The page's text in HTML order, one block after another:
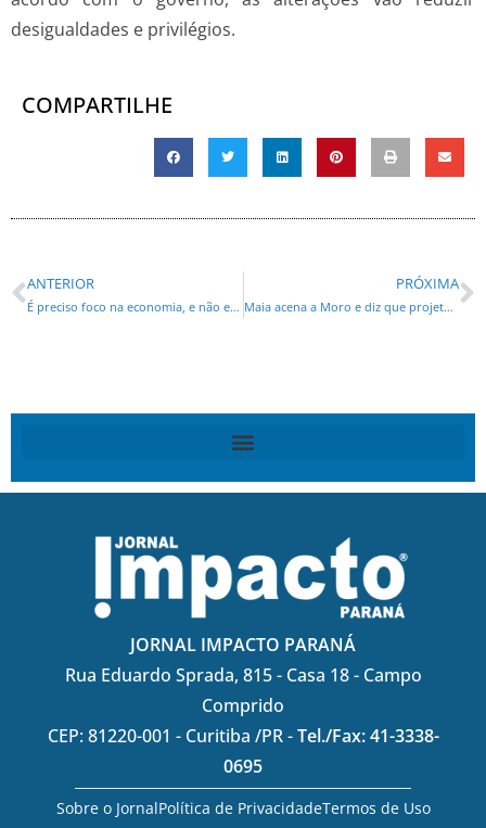
desigualdades e privilégios.
COMPARTILHE
ANTERIOR
É preciso foco na economia, e não em tuíte, diz presidente da Latam
PRÓXIMA
Maia acena a Moro e diz que projeto anticrime pode ser votado no 1º semestre
JORNAL IMPACTO PARANÁ
Rua Eduardo Sprada, 815 - Casa 18 - Campo
Comprido
CEP: 81220-001 - Curitiba /PR -Tel./Fax: 41-3338-
0695
Sobre o JornalPolítica de PrivacidadeTermos de Uso